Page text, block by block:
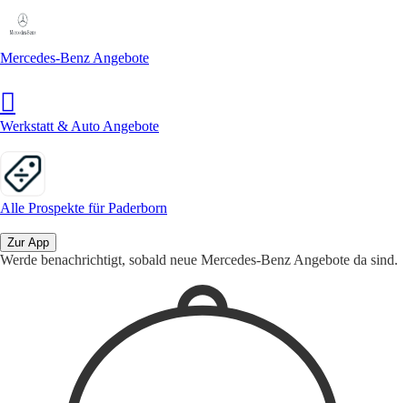
Mercedes-Benz Angebote
Werkstatt & Auto Angebote
Alle Prospekte für Paderborn
Zur App
Werde benachrichtigt, sobald neue Mercedes-Benz Angebote da sind.